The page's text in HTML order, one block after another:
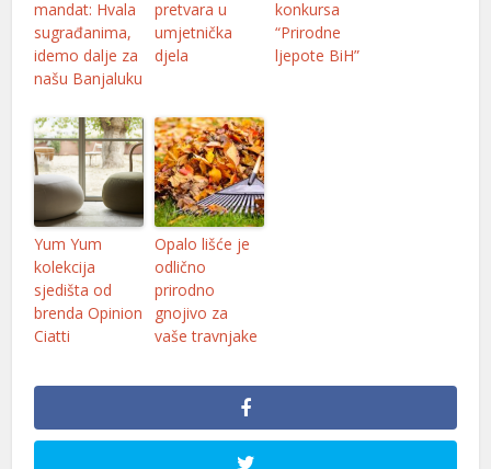
mandat: Hvala
sugrađanima,
idemo dalje za
našu Banjaluku
pretvara u
umjetnička
djela
konkursa
“Prirodne
ljepote BiH”
Yum Yum
kolekcija
sjedišta od
brenda Opinion
Ciatti
Opalo lišće je
odlično
prirodno
gnojivo za
vaše travnjake